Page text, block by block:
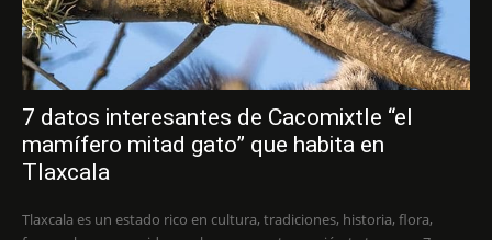
7 datos interesantes de Cacomixtle “el
mamífero mitad gato” que habita en
Tlaxcala
Tlaxcala es un estado rico en cultura, tradiciones, historia, flora,